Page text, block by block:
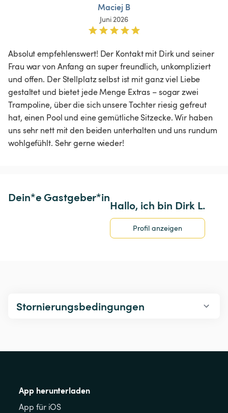
Maciej B
Juni 2026
Absolut empfehlenswert! Der Kontakt mit Dirk und seiner
Frau war von Anfang an super freundlich, unkompliziert
und offen. Der Stellplatz selbst ist mit ganz viel Liebe
gestaltet und bietet jede Menge Extras – sogar zwei
Trampoline, über die sich unsere Tochter riesig gefreut
hat, einen Pool und eine gemütliche Sitzecke. Wir haben
uns sehr nett mit den beiden unterhalten und uns rundum
wohlgefühlt. Sehr gerne wieder!
Dein*e Gastgeber*in
Hallo, ich bin Dirk L.
Profil anzeigen
Stornierungsbedingungen
App herunterladen
App für iOS